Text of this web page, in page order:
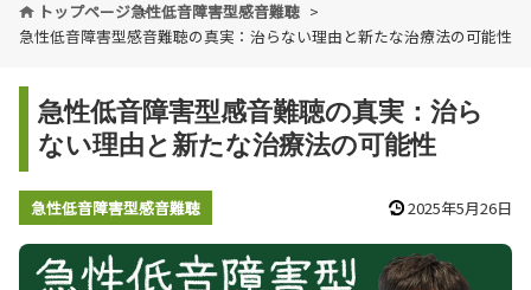
トップページ急性低音障害型感音難聴
急性低音障害型感音難聴の真実：治らない理由と新たな治療法の可能性
急性低音障害型感音難聴の真実：治ら
ない理由と新たな治療法の可能性
急性低音障害型感音難聴 2025年5月26日